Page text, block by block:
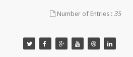
Number of Entries :35